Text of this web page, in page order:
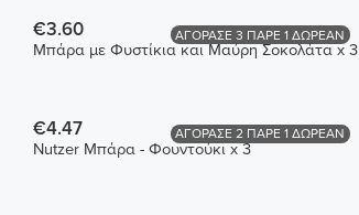
ΑΓΟΡΑΣΕ 3 ΠΑΡΕ 1 ΔΩΡΕΑΝ
€3.60
Μπάρα με Φυστίκια και Μαύρη Σοκολάτα x 3
ΑΓΟΡΑΣΕ 2 ΠΑΡΕ 1 ΔΩΡΕΑΝ
€4.47
Nutzer Μπάρα - Φουντούκι x 3